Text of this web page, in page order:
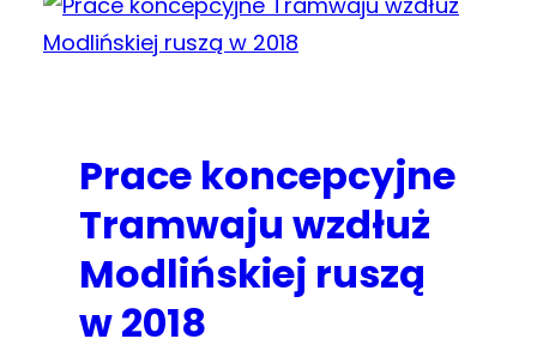
Prace koncepcyjne
Tramwaju wzdłuż
Modlińskiej ruszą
w 2018